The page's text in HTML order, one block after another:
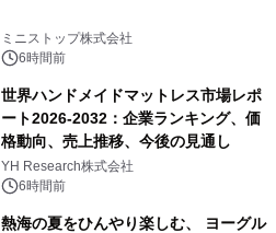
ミニストップ株式会社
6時間前
世界ハンドメイドマットレス市場レポ
ート2026-2032：企業ランキング、価
格動向、売上推移、今後の見通し
YH Research株式会社
6時間前
熱海の夏をひんやり楽しむ、 ヨーグル